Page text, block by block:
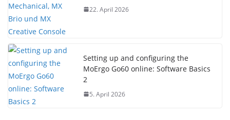
22. April 2026
Setting up and configuring the
MoErgo Go60 online: Software Basics
2
5. April 2026